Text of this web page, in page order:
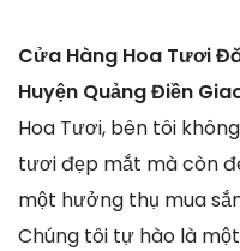
Cửa Hàng Hoa Tươi
Huyện Quảng Điền
Hoa Tươi, bên tôi
tươi đẹp mắt mà còn
một hưởng thụ mua
Chúng tôi tự hào là